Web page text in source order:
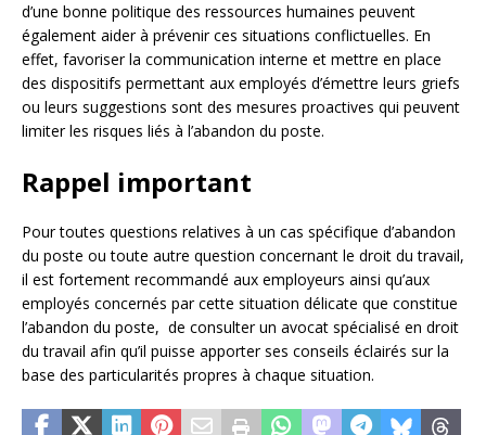
d’une bonne politique des ressources humaines peuvent
également aider à prévenir ces situations conflictuelles. En
effet, favoriser la communication interne et mettre en place
des dispositifs permettant aux employés d’émettre leurs griefs
ou leurs suggestions sont des mesures proactives qui peuvent
limiter les risques liés à l’abandon du poste.
Rappel important
Pour toutes questions relatives à un cas spécifique d’abandon
du poste ou toute autre question concernant le droit du travail,
il est fortement recommandé aux employeurs ainsi qu’aux
employés concernés par cette situation délicate que constitue
l’abandon du poste, de consulter un avocat spécialisé en droit
du travail afin qu’il puisse apporter ses conseils éclairés sur la
base des particularités propres à chaque situation.